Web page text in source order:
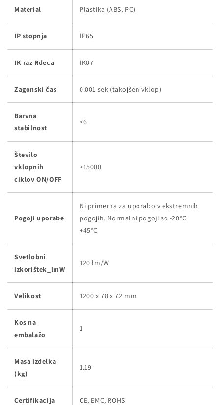
Material Plastika (ABS, PC)
IP stopnja IP65
IK raz Rdeca IK07
Zagonski čas 0.001 sek (takojšen vklop)
Barvna
stabilnost
<6
Število
vklopnih
ciklov ON/OFF
>15000
Pogoji uporabe
Ni primerna za uporabo v ekstremnih
pogojih. Normalni pogoji so -20°C
+45°C
Svetlobni
izkorištek_lmW
120 lm/W
Velikost 1200 x 78 x 72 mm
Kos na
embalažo
1
Masa izdelka
(kg)
1.19
Certifikacija CE, EMC, ROHS